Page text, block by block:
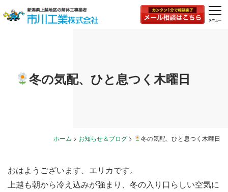
冬の気配、ひと息つく木曜日
ホーム > お知らせ＆ブログ > 冬の気配、ひと息つく木曜日
おはようございます、エリカです。
上越も朝から冷え込みが強まり、冬の入り口らしい空気に